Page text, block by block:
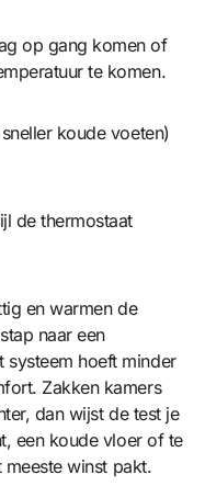
op gang komen of
te komen.
koude voeten)
de thermostaat
en warmen de
naar een
systeem hoeft minder
Zakken kamers
dan wijst de test je
een koude vloer of te
winst pakt.